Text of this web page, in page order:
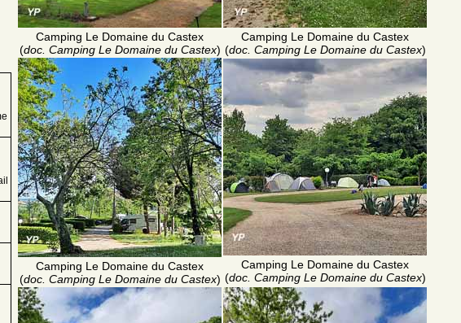
Camping Le Domaine du Castex
(doc. Camping Le Domaine du Castex)
Camping Le Domaine du Castex
(doc. Camping Le Domaine du Castex)
Camping Le Domaine du Castex
(doc. Camping Le Domaine du Castex)
Camping Le Domaine du Castex
(doc. Camping Le Domaine du Castex)